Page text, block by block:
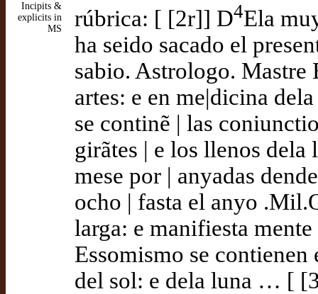
Incipits &
explicits in
MS
rúbrica: [ [2r]] D4Ela
ha seido sacado el
sabio. Astrologo. Mastre
artes: e en me|dicina
se continẽ | las
girãtes | e los llenos dela
mese por | anyadas
ocho | fasta el anyo
larga: e manifiesta
Essomismo se
del sol: e dela luna … [